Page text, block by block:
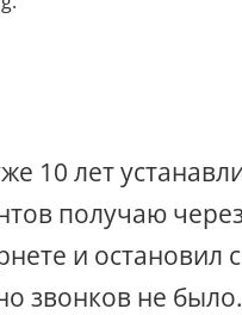
10 лет
получаю
и остановил
звонков не